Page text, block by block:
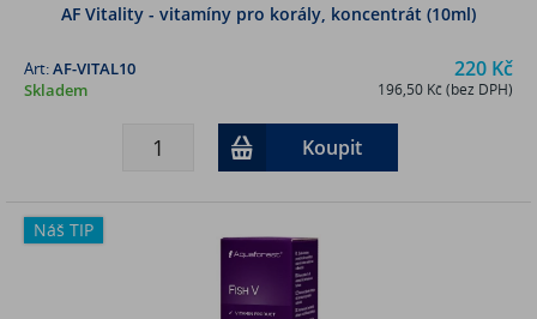
AF Vitality - vitamíny pro korály, koncentrát (10ml)
220 Kč
196,50 Kč (bez DPH)
Art:AF-VITAL10
Skladem
Koupit
Náš TIP